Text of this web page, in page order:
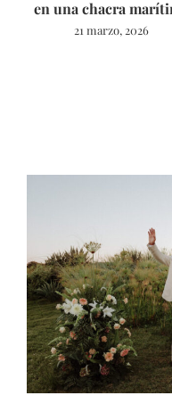
en una chacra
21 marzo, 2026